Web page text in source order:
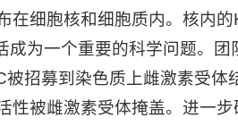
细胞核和细胞质内。核内
为一个重要的科学问题。
招募到染色质上雌激素受体
被雌激素受体掩盖。进一